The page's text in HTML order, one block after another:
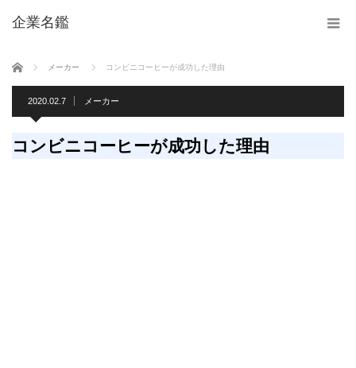
企業名鑑
ホーム メーカー コンビニコーヒーが成功した理由
2020.02.7 メーカー
コンビニコーヒーが成功した理由